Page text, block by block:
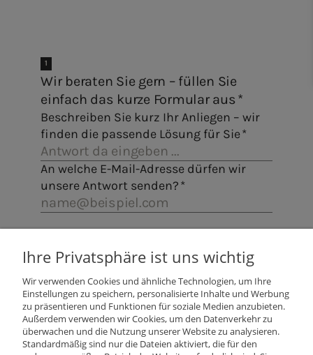
Ihre Privatsphäre ist uns wichtig
Wir verwenden Cookies und ähnliche Technologien, um Ihre
Einstellungen zu speichern, personalisierte Inhalte und Werbung
zu präsentieren und Funktionen für soziale Medien anzubieten.
Außerdem verwenden wir Cookies, um den Datenverkehr zu
überwachen und die Nutzung unserer Website zu analysieren.
Standardmäßig sind nur die Dateien aktiviert, die für den